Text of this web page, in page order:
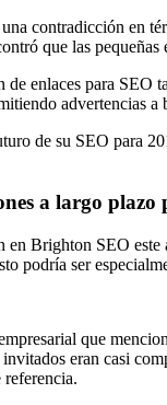
contradicción en
que las
de enlaces para SEO
advertencias a
de su SEO para
a largo
en Brighton SEO
podría ser
que
eran casi
referencia.